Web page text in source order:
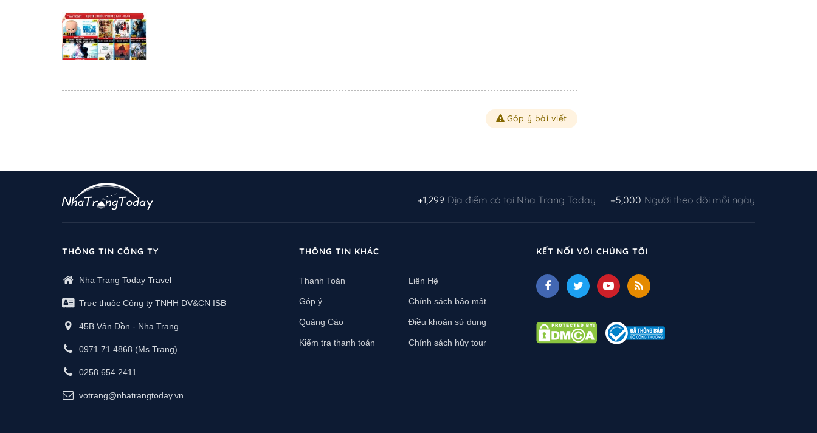
Góp ý bài viết
+1,299 Địa điểm có tại Nha Trang Today +5,000 Người theo dõi mỗi ngày
THÔNG TIN CÔNG TY
Nha Trang Today Travel
Trực thuộc Công ty TNHH DV&CN ISB
45B Vân Đồn - Nha Trang
0971.71.4868 (Ms.Trang)
0258.654.2411
votrang@nhatrangtoday.vn
THÔNG TIN KHÁC
Thanh Toán Liên Hệ
Góp ý Chính sách bảo mật
Quảng Cáo Điều khoản sử dụng
Kiểm tra thanh toán Chính sách hủy tour
KẾT NỐI VỚI CHÚNG TÔI